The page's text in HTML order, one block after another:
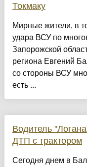
Токмаку
Мирные жители, в
удара ВСУ по
Запорожской
региона Евгений
со стороны ВСУ
есть ...
Водитель
ДТП с трактором
Сегодня днем в